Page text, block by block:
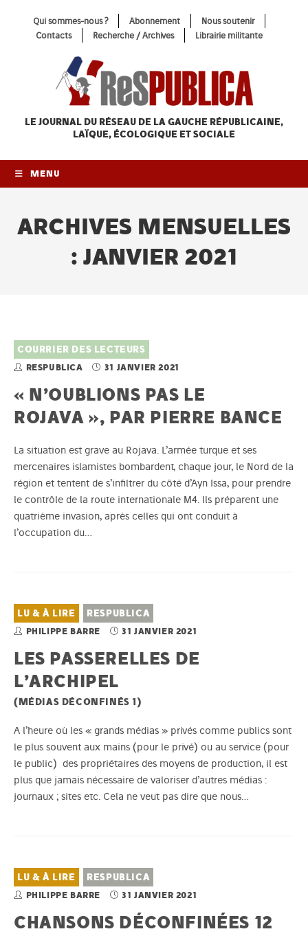
Qui sommes-nous ? Abonnement
Nous soutenir
Contacts
Recherche / Archives Librairie militante
LE JOURNAL DU RÉSEAU DE LA GAUCHE RÉPUBLICAINE,
LAÏQUE, ÉCOLOGIQUE ET SOCIALE
MENU
ARCHIVES MENSUELLES
: JANVIER 2021
COURRIER DES LECTEURS
RESPUBLICA 31 JANVIER 2021
« N’OUBLIONS PAS LE
ROJAVA », PAR PIERRE BANCE
La situation est grave au Rojava. L’armée turque et ses
mercenaires islamistes bombardent, chaque jour, le Nord de la
région et tentent de s’infiltrer du côté d’Ayn Issa, pour prendre
le contrôle de la route internationale M4. Ils préparent une
quatrième invasion, après celles qui ont conduit à
l’occupation du…
LU & À LIRE RESPUBLICA
PHILIPPE BARRE 31 JANVIER 2021
LES PASSERELLES DE
L’ARCHIPEL
(MÉDIAS DÉCONFINÉS 1)
A l’heure où les « grands médias » privés comme publics sont
le plus souvent aux mains (pour le privé) ou au service (pour
le public) des propriétaires des moyens de production, il est
plus que jamais nécessaire de valoriser d’autres médias :
journaux ; sites etc. Cela ne veut pas dire que nous…
LU & À LIRE RESPUBLICA
PHILIPPE BARRE 31 JANVIER 2021
CHANSONS DÉCONFINÉES 12